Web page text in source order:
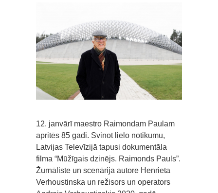
12. janvārī maestro Raimondam Paulam
apritēs 85 gadi. Svinot lielo notikumu,
Latvijas Televīzijā tapusi dokumentāla
filma “Mūžīgais dzinējs. Raimonds Pauls”.
Žurnāliste un scenārija autore Henrieta
Verhoustinska un režisors un operators